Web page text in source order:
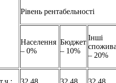
Рівень рентабельності
Населення
– 0%
Бюджет
– 10%
Інші
– 20%